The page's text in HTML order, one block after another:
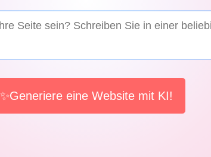
✨Generiere eine Website mit KI!